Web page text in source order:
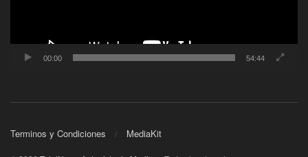
00:00 54:44
Terminos y Condiciones MediaKit